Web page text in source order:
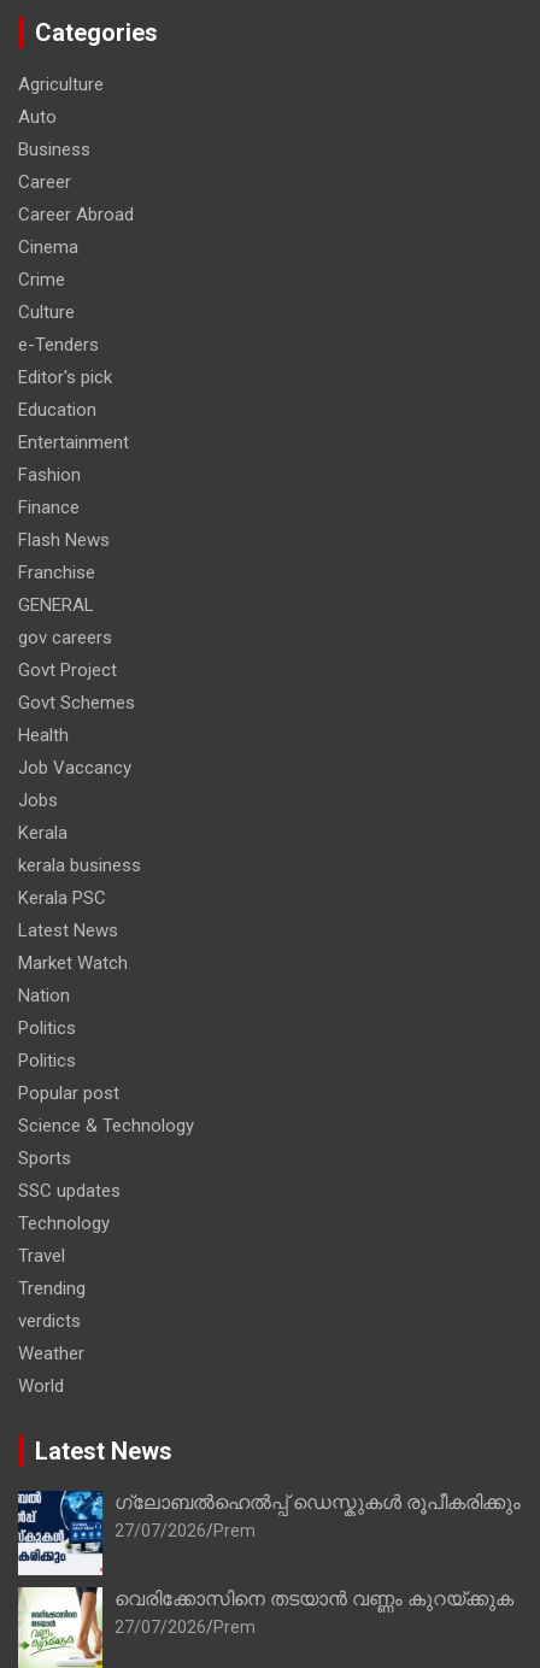
Categories
Agriculture
Auto
Business
Career
Career Abroad
Cinema
Crime
Culture
e-Tenders
Editor's pick
Education
Entertainment
Fashion
Finance
Flash News
Franchise
GENERAL
gov careers
Govt Project
Govt Schemes
Health
Job Vaccancy
Jobs
Kerala
kerala business
Kerala PSC
Latest News
Market Watch
Nation
Politics
Politics
Popular post
Science & Technology
Sports
SSC updates
Technology
Travel
Trending
verdicts
Weather
World
Latest News
ഗ്ലോബൽഹെൽപ്പ് ഡെസ്കുകൾ രൂപീകരിക്കും
27/07/2026 Prem
വെരിക്കോസിനെ തടയാൻ വണ്ണം കുറയ്ക്കുക
27/07/2026 Prem